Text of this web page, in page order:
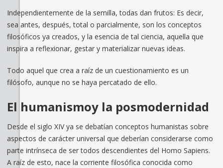
Independientemente de la semilla, todas dan frutos: Es decir,
sea antes, después, total o parcialmente, son los conceptos
filosóficos ya creados, y la esencia de tal ciencia, aquella que
inspira a reflexionar, gestar y materializar nuevas ideas.
Todo aquel que crea a raíz de un cuestionamiento es un
filósofo, aunque no se haya percatado de ello.
El humanismoy la posmodernidad
Desde el siglo XIV ya se debatían conceptos humanistas sobre
aspectos de carácter universal que deberían considerarse como
parte intrínseca de ser todos descendientes del Homo Sapiens.
A raíz de esto, nace la corriente filosófica conocida como